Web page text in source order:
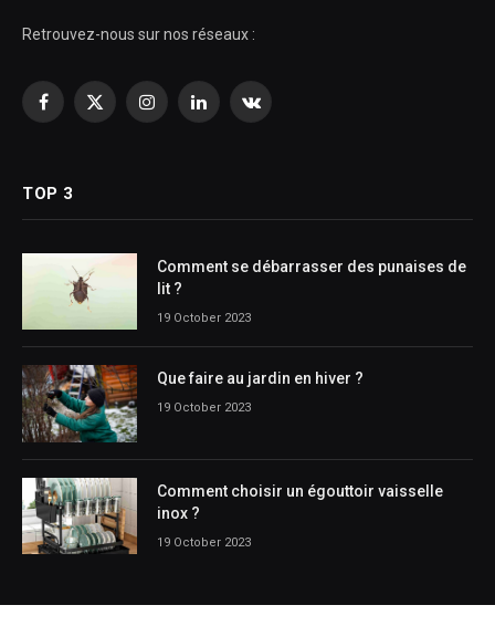
Retrouvez-nous sur nos réseaux :
Facebook
X
InstagramLinkedInVKontakte
TOP 3
Comment se débarrasser des punaises de
lit ?
19 October 2023
Que faire au jardin en hiver ?
19 October 2023
Comment choisir un égouttoir vaisselle
inox ?
19 October 2023